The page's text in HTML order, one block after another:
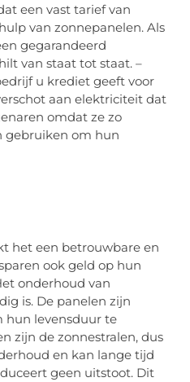
een vast tarief van
van zonnepanelen. Als
gegarandeerd
van staat tot staat. –
u krediet geeft voor
aan elektriciteit dat
omdat ze zo
gebruiken om hun
het een betrouwbare en
ook geld op hun
onderhoud van
is. De panelen zijn
hun levensduur te
zijn de zonnestralen, dus
en kan lange tijd
geen uitstoot. Dit